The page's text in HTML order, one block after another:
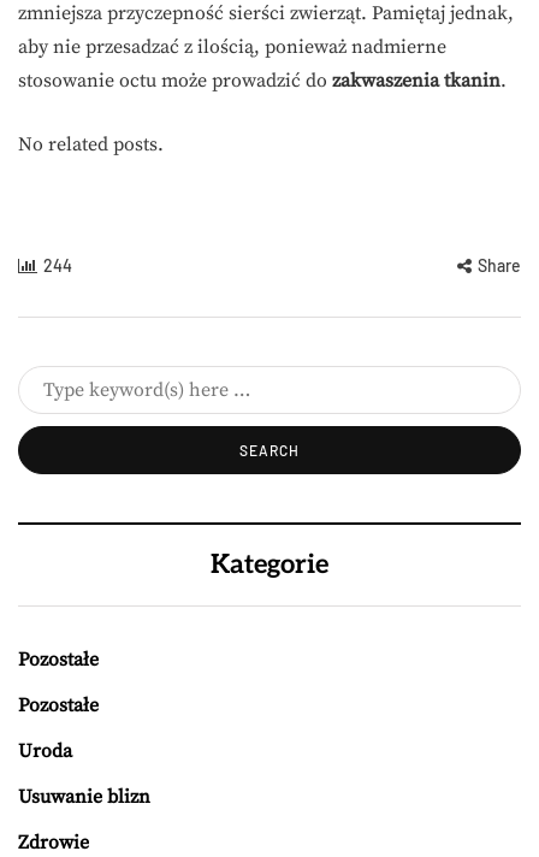
zmniejsza przyczepność sierści zwierząt. Pamiętaj jednak,
aby nie przesadzać z ilością, ponieważ nadmierne
stosowanie octu może prowadzić do zakwaszenia tkanin.
No related posts.
244 Share
Kategorie
Pozostałe
Pozostałe
Uroda
Usuwanie blizn
Zdrowie